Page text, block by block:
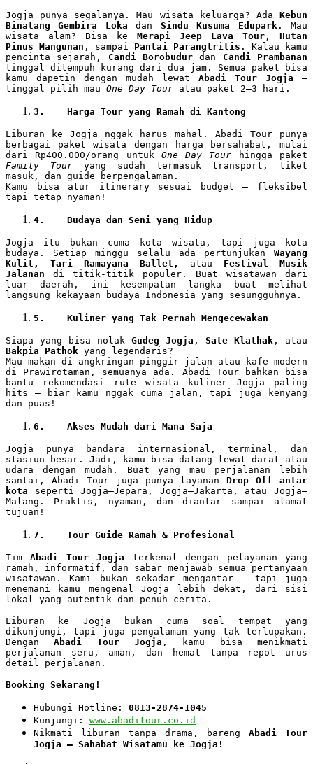
Jogja punya segalanya. Mau wisata keluarga? Ada Kebun
Binatang Gembira Loka dan Sindu Kusuma Edupark. Mau
wisata alam? Bisa ke Merapi Jeep Lava Tour , Hutan
Pinus Mangunan , sampai Pantai Parangtritis . Kalau kamu
pencinta sejarah, Candi Borobudur dan Candi Prambanan
tinggal ditempuh kurang dari dua jam. Semua paket bisa
kamu dapetin dengan mudah lewat Abadi Tour Jogja —
tinggal pilih mau One Day Tour atau paket 2–3 hari.
3. Harga Tour yang Ramah di Kantong
Liburan ke Jogja nggak harus mahal. Abadi Tour punya
berbagai paket wisata dengan harga bersahabat, mulai
dari Rp400.000/orang untuk One Day Tour hingga paket
Family Tour yang sudah termasuk transport, tiket
masuk, dan guide berpengalaman.
Kamu bisa atur itinerary sesuai budget — fleksibel
tapi tetap nyaman!
4. Budaya dan Seni yang Hidup
Jogja itu bukan cuma kota wisata, tapi juga kota
budaya. Setiap minggu selalu ada pertunjukan Wayang
Kulit, Tari Ramayana Ballet,
atau Festival Musik
Jalanan di titik-titik populer. Buat wisatawan dari
luar daerah, ini kesempatan langka buat melihat
langsung kekayaan budaya Indonesia yang sesungguhnya.
5. Kuliner yang Tak Pernah Mengecewakan
Siapa yang bisa nolak Gudeg Jogja , Sate Klathak , atau
Bakpia Pathok yang legendaris?
Mau makan di angkringan pinggir jalan atau kafe modern
di Prawirotaman, semuanya ada. Abadi Tour bahkan bisa
bantu rekomendasi rute wisata kuliner Jogja paling
hits — biar kamu nggak cuma jalan, tapi juga kenyang
dan puas!
6. Akses Mudah dari Mana Saja
Jogja punya bandara internasional, terminal, dan
stasiun besar. Jadi, kamu bisa datang lewat darat atau
udara dengan mudah. Buat yang mau perjalanan lebih
santai, Abadi Tour juga punya layanan Drop Off antar
kota seperti Jogja–Jepara, Jogja–Jakarta, atau Jogja–
Malang. Praktis, nyaman, dan diantar sampai alamat
tujuan!
7. Tour Guide Ramah & Profesional
TimAbadi Tour Jogja terkenal dengan pelayanan yang
ramah, informatif, dan sabar menjawab semua pertanyaan
wisatawan. Kami bukan sekadar mengantar — tapi juga
menemani kamu mengenal Jogja lebih dekat, dari sisi
lokal yang autentik dan penuh cerita.
Liburan ke Jogja bukan cuma soal tempat yang
dikunjungi, tapi juga pengalaman yang tak terlupakan.
DenganAbadi Tour Jogja , kamu bisa menikmati
perjalanan seru, aman, dan hemat tanpa repot urus
detail perjalanan.
Booking Sekarang!
Hubungi Hotline: 0813-2874-1045
Kunjungi: www.abaditour.co.id
Nikmati liburan tanpa drama, bareng Abadi Tour
Jogja – Sahabat Wisatamu ke Jogja!